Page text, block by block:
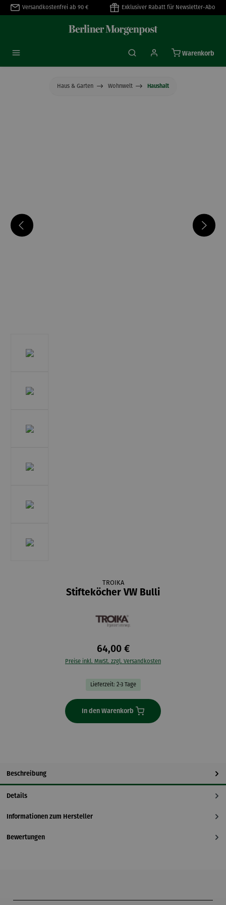
springen
Versandkostenfrei ab 90 € Exklusiver Rabatt für Newsletter-Abo
Warenkorb
Haus & Garten Wohnwelt Haushalt
TROIKA
Stifteköcher VW Bulli
64,00 €
Preise inkl. MwSt. zzgl. Versandkosten
Lieferzeit: 2-3 Tage
In den Warenkorb
Beschreibung
Details
Informationen zum Hersteller
Bewertungen